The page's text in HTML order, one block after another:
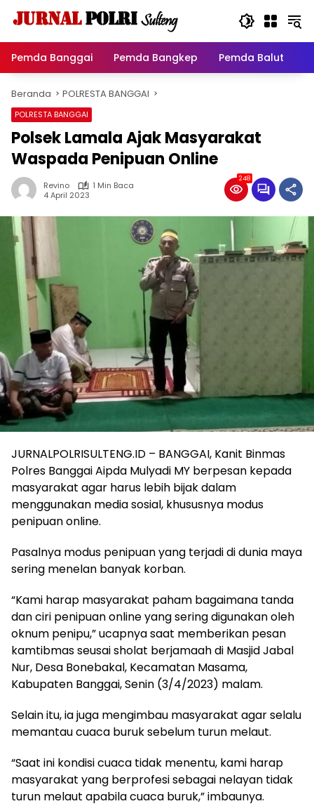
Pemda Banggai
Pemda Bangkep Pemda Balut
Beranda POLRESTA BANGGAI
POLRESTA BANGGAI
Polsek Lamala Ajak Masyarakat
Waspada Penipuan Online
Revino
1 Min Baca
4 April 2023
248
JURNALPOLRISULTENG.ID – BANGGAI, Kanit Binmas
Polres Banggai Aipda Mulyadi MY berpesan kepada
masyarakat agar harus lebih bijak dalam
menggunakan media sosial, khususnya modus
penipuan online.
Pasalnya modus penipuan yang terjadi di dunia maya
sering menelan banyak korban.
“Kami harap masyarakat paham bagaimana tanda
dan ciri penipuan online yang sering digunakan oleh
oknum penipu,” ucapnya saat memberikan pesan
kamtibmas seusai sholat berjamaah di Masjid Jabal
Nur, Desa Bonebakal, Kecamatan Masama,
Kabupaten Banggai, Senin (3/4/2023) malam.
Selain itu, ia juga mengimbau masyarakat agar selalu
memantau cuaca buruk sebelum turun melaut.
“Saat ini kondisi cuaca tidak menentu, kami harap
masyarakat yang berprofesi sebagai nelayan tidak
turun melaut apabila cuaca buruk,” imbaunya.